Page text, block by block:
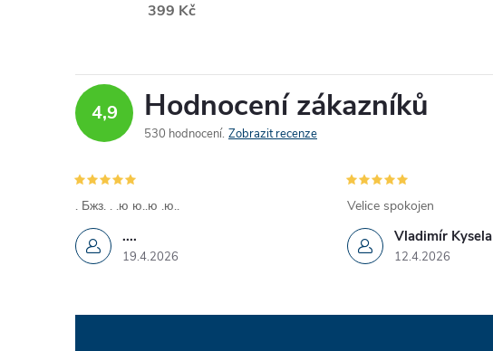
399 Kč
4,9 Hodnocení zákazníků
530 hodnocení Zobrazit recenze
....
19.4.2026
. Бжз. . .ю ю..ю .ю..
Vladimír Kysela
12.4.2026
Velice spokojen